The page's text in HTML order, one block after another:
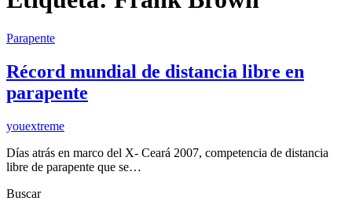
Parapente
Récord mundial de distancia libre en
parapente
youextreme
Días atrás en marco del X- Ceará 2007, competencia de distancia
libre de parapente que se…
Buscar